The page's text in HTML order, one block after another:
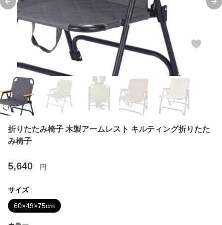
Previous slide
折りたたみ椅子 木製アームレスト キルティング折りたた
み椅子
5,640 円
サイズ
60×49×75cm